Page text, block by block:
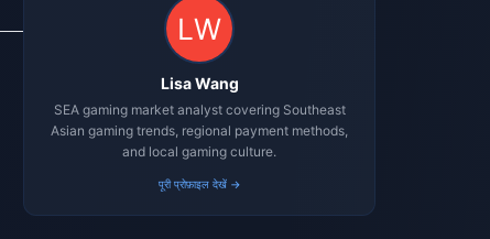
Lisa Wang
SEA gaming market analyst covering Southeast
Asian gaming trends, regional payment methods,
and local gaming culture.
पूरी प्रोफ़ाइल देखें →